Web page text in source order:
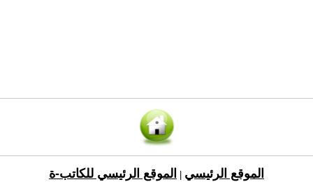
الموقع الرئيسي الموقع الرئيسي للكاتب-ة